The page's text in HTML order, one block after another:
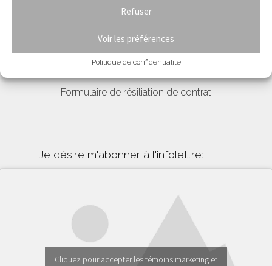
Refuser
Voir les préférences
Politique de confidentialité
Équipe
Nous joindre
Formulaire de résiliation de contrat
Je désire m'abonner à l'infolettre:
Cliquez pour accepter les témoins marketing et